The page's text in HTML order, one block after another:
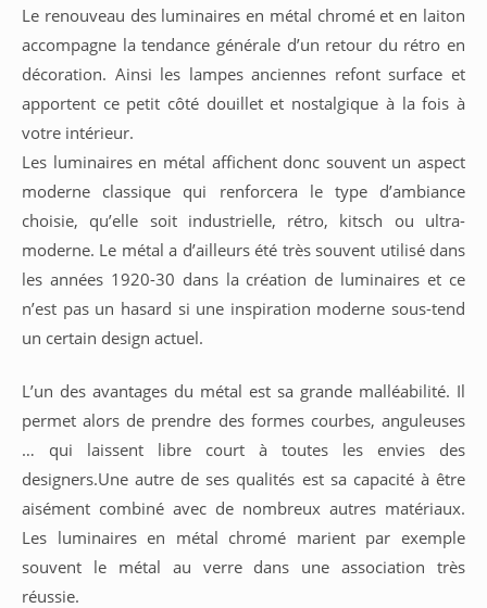
Le renouveau des luminaires en métal chromé et en laiton
accompagne la tendance générale d’un retour du rétro en
décoration. Ainsi les lampes anciennes refont surface et
apportent ce petit côté douillet et nostalgique à la fois à
votre intérieur.
Les luminaires en métal affichent donc souvent un aspect
moderne classique qui renforcera le type d’ambiance
choisie, qu’elle soit industrielle, rétro, kitsch ou ultra-
moderne. Le métal a d’ailleurs été très souvent utilisé dans
les années 1920-30 dans la création de luminaires et ce
n’est pas un hasard si une inspiration moderne sous-tend
un certain design actuel.
L’un des avantages du métal est sa grande malléabilité. Il
permet alors de prendre des formes courbes, anguleuses
… qui laissent libre court à toutes les envies des
designers.Une autre de ses qualités est sa capacité à être
aisément combiné avec de nombreux autres matériaux.
Les luminaires en métal chromé marient par exemple
souvent le métal au verre dans une association très
réussie.